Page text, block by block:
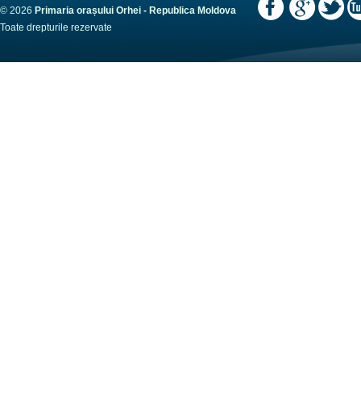
© 2026 Primaria orașului Orhei - Republica Moldova
Toate drepturile rezervate